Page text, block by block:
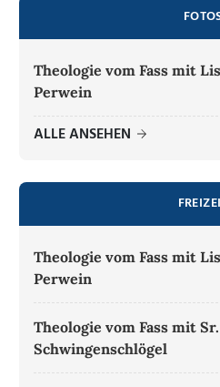
Theologie vom Fass mit
Perwein
ALLE ANSEHEN
Theologie vom Fass mit
Perwein
Theologie vom Fass mit
Schwingenschlögel